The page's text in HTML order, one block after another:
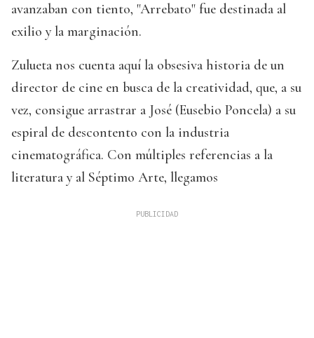
avanzaban con tiento, "Arrebato" fue destinada al
exilio y la marginación.
Zulueta nos cuenta aquí la obsesiva historia de un
director de cine en busca de la creatividad, que, a su
vez, consigue arrastrar a José (Eusebio Poncela) a su
espiral de descontento con la industria
cinematográfica. Con múltiples referencias a la
literatura y al Séptimo Arte, llegamos